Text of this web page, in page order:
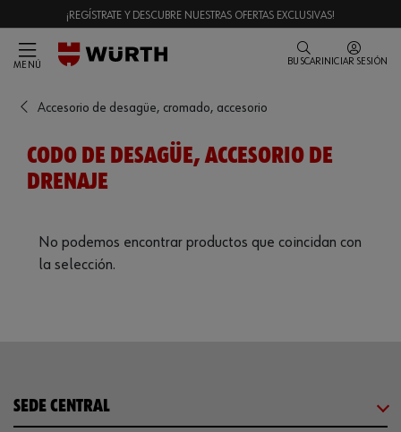
¡REGÍSTRATE Y DESCUBRE NUESTRAS OFERTAS EXCLUSIVAS!
MENÚ BUSCAR INICIAR SESIÓN
Accesorio de desagüe, cromado, accesorio
CODO DE DESAGÜE, ACCESORIO DE
DRENAJE
No podemos encontrar productos que coincidan con
la selección.
SEDE CENTRAL